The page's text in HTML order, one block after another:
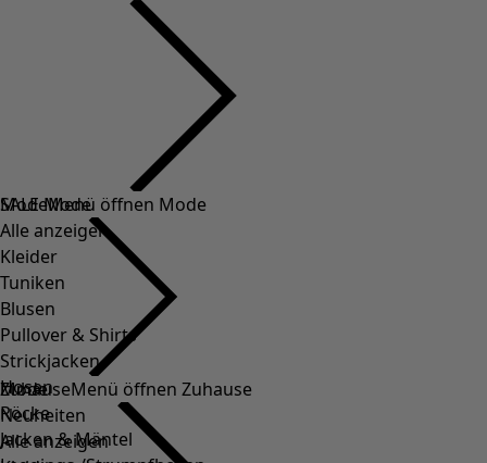
SALE Mode
Alle anzeigen
Kleider
Tuniken
Blusen
Pullover & Shirts
Strickjacken
Hosen
Röcke
Jacken & Mäntel
ModeMenü öffnen Mode
Mode
Neuheiten
Alle anzeigen
ZuhauseMenü öffnen Zuhause